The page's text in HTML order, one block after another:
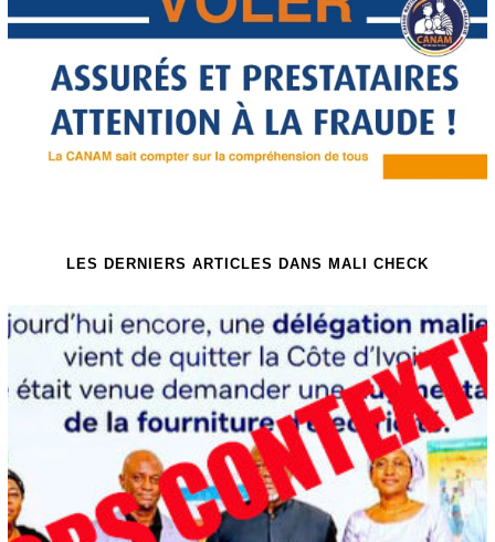
LES DERNIERS ARTICLES DANS MALI CHECK